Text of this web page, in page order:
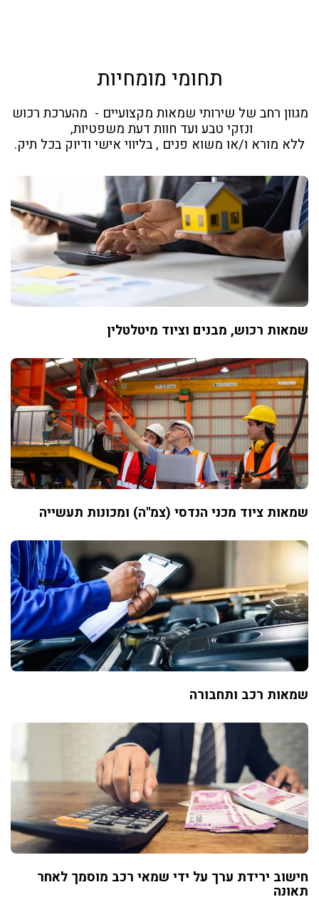
תחומי מומחיות
ללא מורא ו/או משוא פנים , בליווי אישי ודיוק בכל תיק.
שמאות רכוש, מבנים וציוד מיטלטלין
שמאות ציוד מכני הנדסי (צמ"ה) ומכונות תעשייה
שמאות רכב ותחבורה
חישוב ירידת ערך על ידי שמאי רכב מוסמך לאחר
תאונה